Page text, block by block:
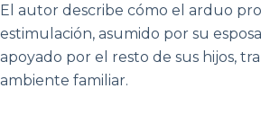
El autor describe cómo el arduo
estimulación, asumido por su
apoyado por el resto de sus hijos,
ambiente familiar.